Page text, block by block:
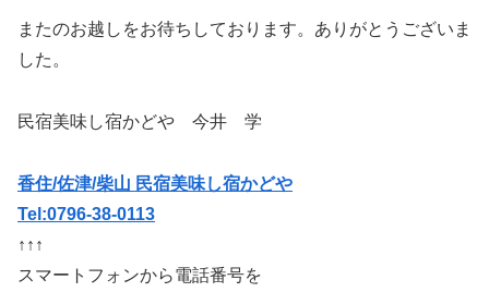
またのお越しをお待ちしております。ありがとうございま
した。
民宿美味し宿かどや 今井 学
香住/佐津/柴山 民宿美味し宿かどや
Tel:0796-38-0113
↑↑↑
スマートフォンから電話番号を